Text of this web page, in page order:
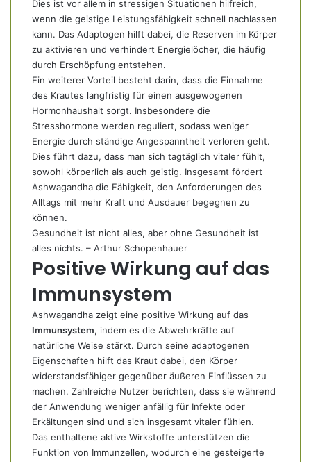
Dies ist vor allem in stressigen Situationen hilfreich,
wenn die geistige Leistungsfähigkeit schnell nachlassen
kann. Das Adaptogen hilft dabei, die Reserven im Körper
zu aktivieren und verhindert Energielöcher, die häufig
durch Erschöpfung entstehen.
Ein weiterer Vorteil besteht darin, dass die Einnahme
des Krautes langfristig für einen ausgewogenen
Hormonhaushalt sorgt. Insbesondere die
Stresshormone werden reguliert, sodass weniger
Energie durch ständige Angespanntheit verloren geht.
Dies führt dazu, dass man sich tagtäglich vitaler fühlt,
sowohl körperlich als auch geistig. Insgesamt fördert
Ashwagandha die Fähigkeit, den Anforderungen des
Alltags mit mehr Kraft und Ausdauer begegnen zu
können.
Gesundheit ist nicht alles, aber ohne Gesundheit ist
alles nichts. – Arthur Schopenhauer
Positive Wirkung auf das
Immunsystem
Ashwagandha zeigt eine positive Wirkung auf das
Immunsystem, indem es die Abwehrkräfte auf
natürliche Weise stärkt. Durch seine adaptogenen
Eigenschaften hilft das Kraut dabei, den Körper
widerstandsfähiger gegenüber äußeren Einflüssen zu
machen. Zahlreiche Nutzer berichten, dass sie während
der Anwendung weniger anfällig für Infekte oder
Erkältungen sind und sich insgesamt vitaler fühlen.
Das enthaltene aktive Wirkstoffe unterstützen die
Funktion von Immunzellen, wodurch eine gesteigerte